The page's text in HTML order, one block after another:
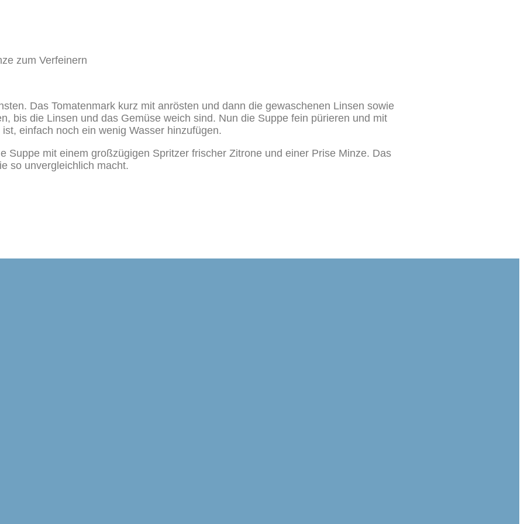
zum Verfeinern
Das Tomatenmark kurz mit anrösten und dann die gewaschenen Linsen sowie
bis die Linsen und das Gemüse weich sind. Nun die Suppe fein pürieren und mit
einfach noch ein wenig Wasser hinzufügen.
Suppe mit einem großzügigen Spritzer frischer Zitrone und einer Prise Minze. Das
so unvergleichlich macht.